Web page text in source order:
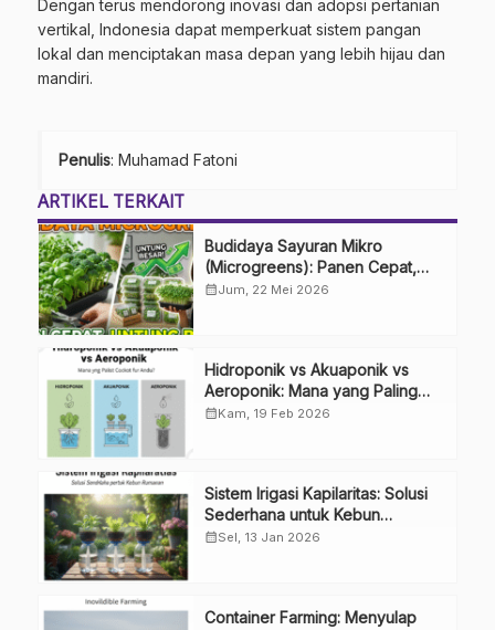
Dengan terus mendorong inovasi dan adopsi pertanian
vertikal, Indonesia dapat memperkuat sistem pangan
lokal dan menciptakan masa depan yang lebih hijau dan
mandiri.
Penulis: Muhamad Fatoni
ARTIKEL TERKAIT
Budidaya Sayuran Mikro
(Microgreens): Panen Cepat,
Untung Besar
calendar_monthJum, 22 Mei 2026
Hidroponik vs Akuaponik vs
Aeroponik: Mana yang Paling
Cocok untuk Anda?
calendar_monthKam, 19 Feb 2026
Sistem Irigasi Kapilaritas: Solusi
Sederhana untuk Kebun
Rumahan
calendar_monthSel, 13 Jan 2026
Container Farming: Menyulap